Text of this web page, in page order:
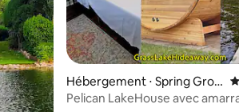
: 4,93 sur 5
Hébergement ⋅ Spring Grov
e
Pelican LakeHouse avec